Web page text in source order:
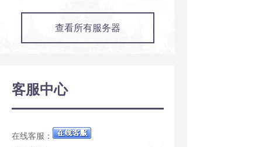
查看所有服务器
客服中心
在线客服：